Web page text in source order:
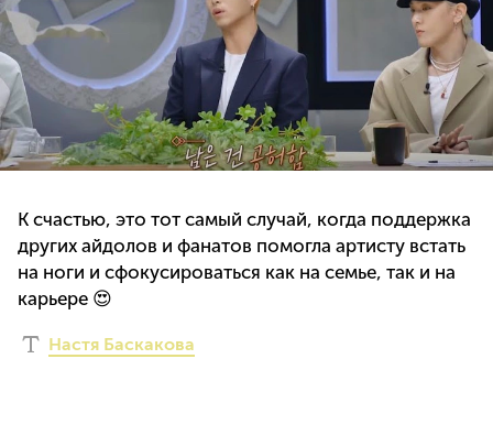
К счастью, это тот самый случай, когда поддержка
других айдолов и фанатов помогла артисту встать
на ноги и сфокусироваться как на семье, так и на
карьере 😍
Настя Баскакова